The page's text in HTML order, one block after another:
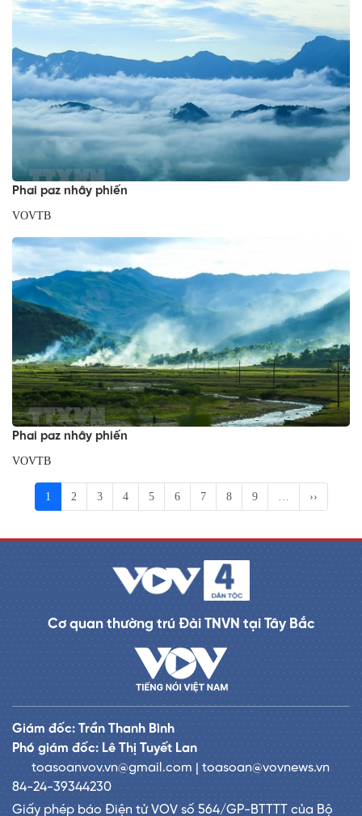
Phai paz nhây phiến
VOVTB
Phai paz nhây phiến
VOVTB
1 2 3 4 5 6 7 8 9 … ››
Cơ quan thường trú Đài TNVN tại Tây Bắc
Giám đốc: Trần Thanh Bình
Phó giám đốc: Lê Thị Tuyết Lan
toasoanvov.vn@gmail.com | toasoan@vovnews.vn
84-24-39344230
Giấy phép báo Điện tử VOV số 564/GP-BTTTT của Bộ